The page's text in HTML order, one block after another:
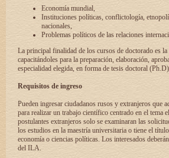
Economía mundial,
Instituciones políticas, conflictología,
nacionales,
Problemas políticos de las relaciones
La principal finalidad de los cursos de doctorado es
capacitándoles para la preparación, elaboración,
especialidad elegida, en forma de tesis doctoral
Requisitos de ingreso
Pueden ingresar ciudadanos rusos y extranjeros que
para realizar un trabajo científico centrado en el tema
postulantes extranjeros solo se examinaran las
los estudios en la maestría universitaria o tiene el
economía o ciencias políticas. Los interesados
del ILA.